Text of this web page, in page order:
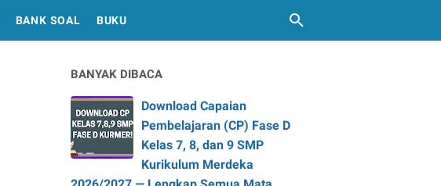
BANK SOAL BUKU
BANYAK DIBACA
Download Capaian
Pembelajaran (CP) Fase D
Kelas 7, 8, dan 9 SMP
Kurikulum Merdeka